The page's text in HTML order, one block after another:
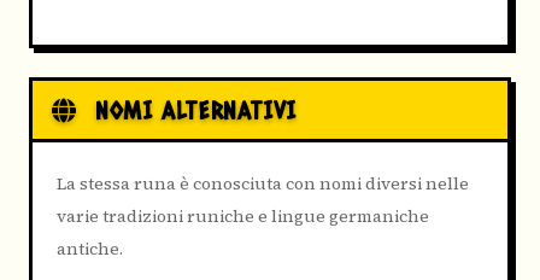
NOMI ALTERNATIVI
La stessa runa è conosciuta con nomi diversi nelle
varie tradizioni runiche e lingue germaniche
antiche.